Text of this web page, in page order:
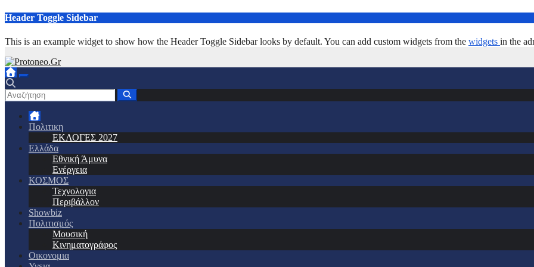
Μετάβαση
περιεχόμενο
Header Toggle Sidebar
This is an example widget to show how the Header Toggle Sidebar looks by default. You can add custom widgets from the widgets in the
Πολιτικη
ΕΚΛΟΓΕΣ 2027
Ελλάδα
Εθνική Άμυνα
Ενέργεια
ΚΟΣΜΟΣ
Τεχνολογια
Περιβάλλον
Showbiz
Πολιτισμός
Μουσική
Κινηματογράφος
Οικονομια